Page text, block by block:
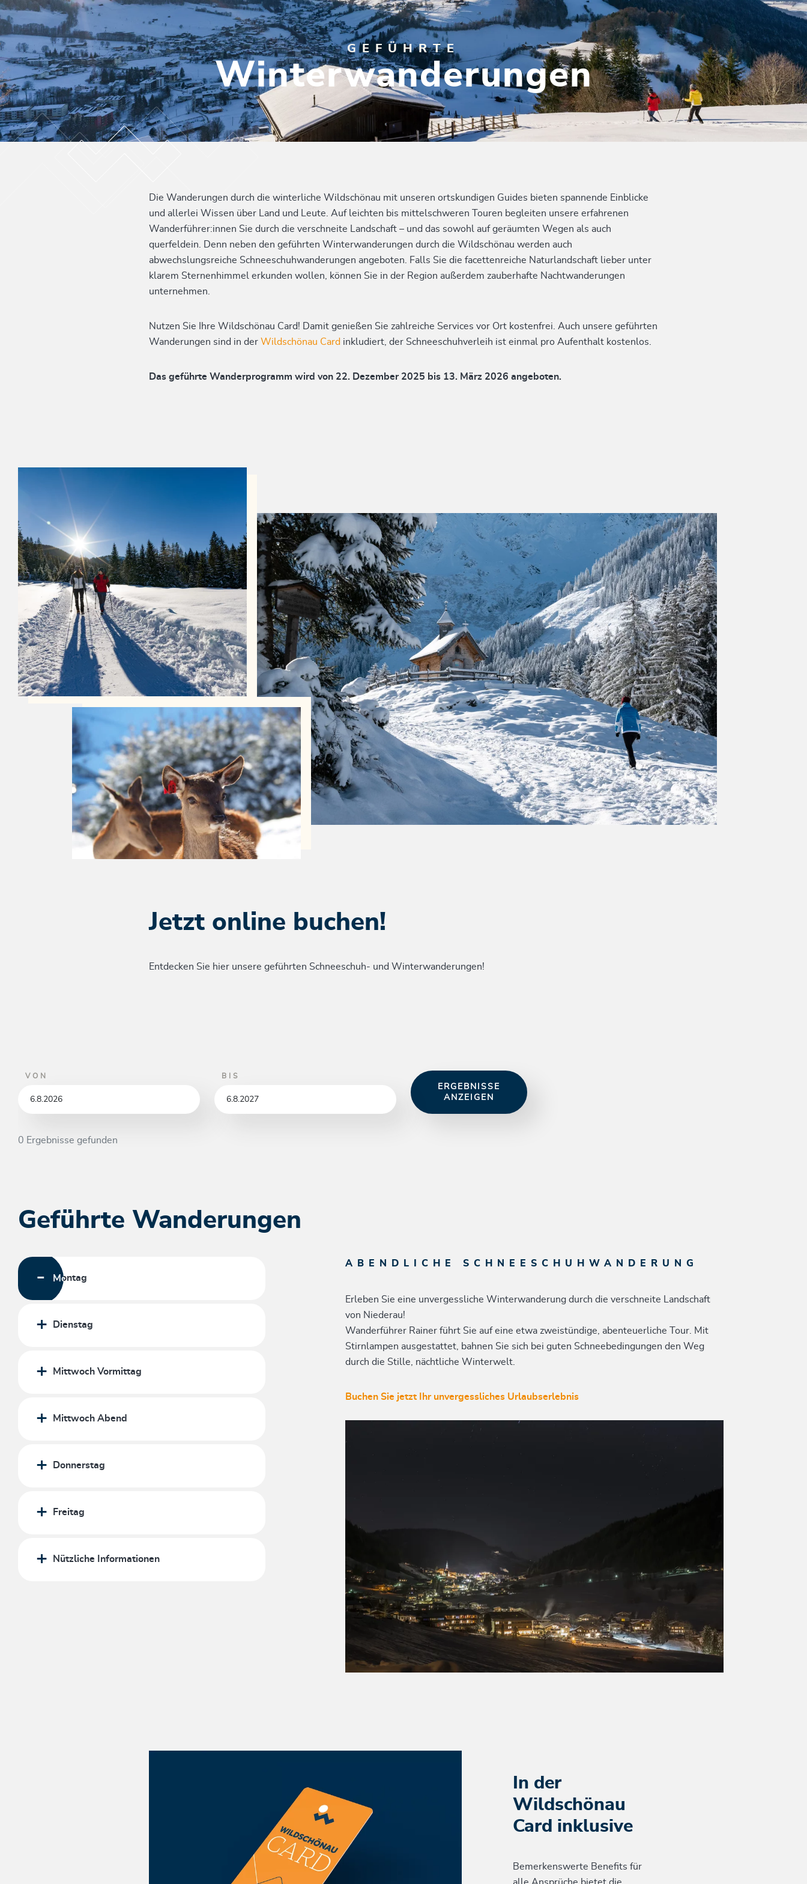
GEFÜHRTE
Winterwanderungen
Die Wanderungen durch die winterliche Wildschönau mit unseren ortskundigen Guides bieten spannende Einblicke
und allerlei Wissen über Land und Leute. Auf leichten bis mittelschweren Touren begleiten unsere erfahrenen
Wanderführer:innen Sie durch die verschneite Landschaft – und das sowohl auf geräumten Wegen als auch
querfeldein. Denn neben den geführten Winterwanderungen durch die Wildschönau werden auch
abwechslungsreiche Schneeschuhwanderungen angeboten. Falls Sie die facettenreiche Naturlandschaft lieber unter
klarem Sternenhimmel erkunden wollen, können Sie in der Region außerdem zauberhafte Nachtwanderungen
unternehmen.
Nutzen Sie Ihre Wildschönau Card! Damit genießen Sie zahlreiche Services vor Ort kostenfrei. Auch unsere geführten
Wanderungen sind in der Wildschönau Card inkludiert, der Schneeschuhverleih ist einmal pro Aufenthalt kostenlos.
Das geführte Wanderprogramm wird von 22. Dezember 2025 bis 13. März 2026 angeboten.
Jetzt online buchen!
Entdecken Sie hier unsere geführten Schneeschuh- und Winterwanderungen!
VON BIS
ERGEBNISSE
ANZEIGEN
0 Ergebnisse gefunden
Geführte Wanderungen
Montag
Dienstag
Mittwoch Vormittag
Mittwoch Abend
Donnerstag
Freitag
Nützliche Informationen
ABENDLICHE SCHNEESCHUHWANDERUNG
Erleben Sie eine unvergessliche Winterwanderung durch die verschneite Landschaft
von Niederau!
Wanderführer Rainer führt Sie auf eine etwa zweistündige, abenteuerliche Tour. Mit
Stirnlampen ausgestattet, bahnen Sie sich bei guten Schneebedingungen den Weg
durch die Stille, nächtliche Winterwelt.
Buchen Sie jetzt Ihr unvergessliches Urlaubserlebnis
In der
Wildschönau
Card inklusive
Bemerkenswerte Benefits für